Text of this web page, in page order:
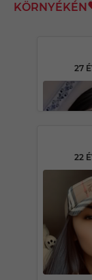
KÖRNYÉKÉN
27
22